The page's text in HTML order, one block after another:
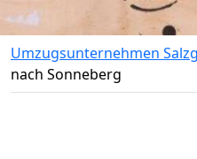
Umzugsunternehmen
nach Sonneberg